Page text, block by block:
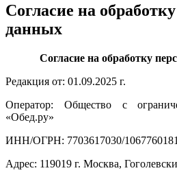
Согласие на
данных
Согласие на обработку
Редакция от: 01.09.2025 г.
Оператор: Общество с
«Обед.ру»
ИНН/ОГРН: 7703617030/
Адрес: 119019 г. Москва,